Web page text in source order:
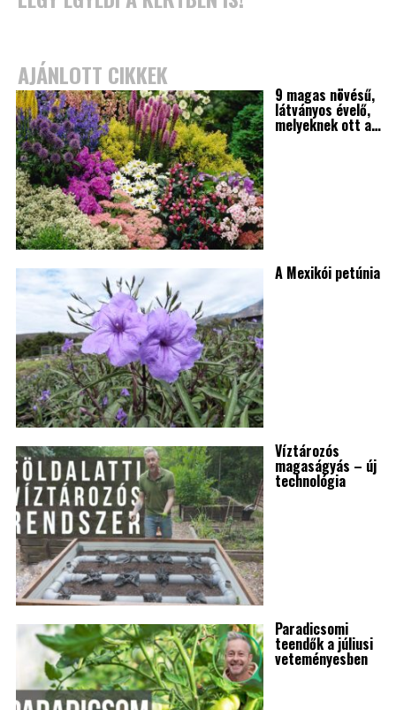
AJÁNLOTT CIKKEK
9 magas növésű,
látványos évelő,
melyeknek ott a…
A Mexikói petúnia
Víztározós
magaságyás – új
technológia
Paradicsomi
teendők a júliusi
veteményesben